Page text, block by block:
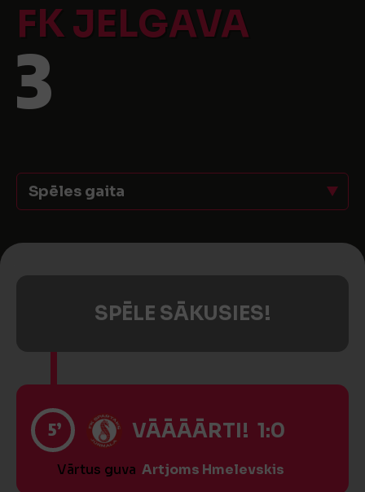
FK JELGAVA
3
Spēles gaita
SPĒLE SĀKUSIES!
5’ VĀĀĀĀRTI! 1:0
Vārtus guva Artjoms Hmelevskis